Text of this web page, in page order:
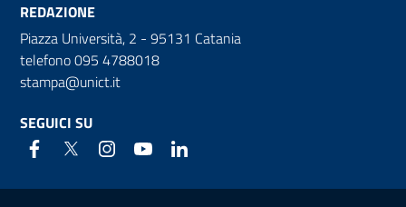
REDAZIONE
Piazza Università, 2 - 95131 Catania
telefono 095 4788018
stampa@unict.it
SEGUICI SU